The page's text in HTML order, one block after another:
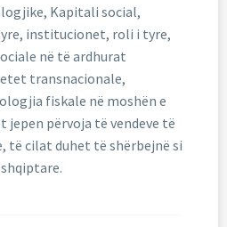
Kapitali social,
institucionet, roli i tyre,
në të ardhurat
transnacionale,
fiskale në moshën e
përvoja të vendeve të
të cilat duhet të shërbejnë si